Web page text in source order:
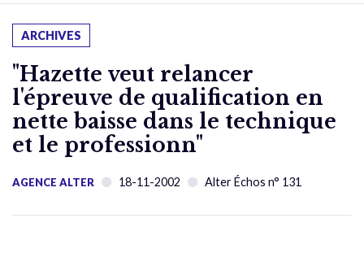
ARCHIVES
"Hazette veut relancer
l'épreuve de qualification en
nette baisse dans le technique
et le professionn"
AGENCE ALTER 18-11-2002 Alter Échos n° 131